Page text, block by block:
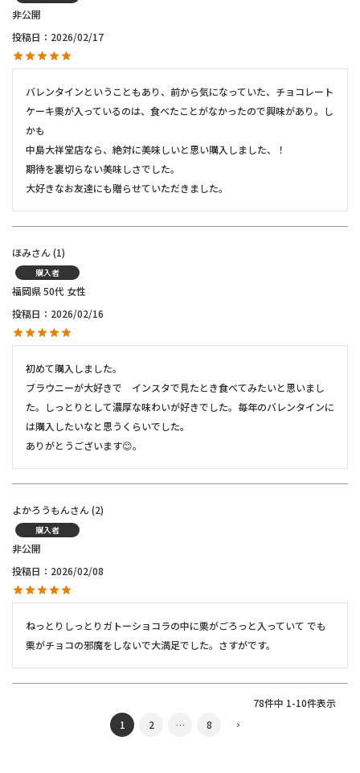
非公開
投稿日
2026/02/17
バレンタインということもあり、前から気になっていた、チョコレート
ケーキ栗が入っているのは、食べたことがなかったので興味があり。し
かも
中島大祥堂店なら、絶対に美味しいと思い購入しました、！
期待を裏切らない美味しさでした。
大好きなお友達にも贈らせていただきました。
ほみ 1
購入者
福岡県50代 女性
投稿日
2026/02/16
初めて購入しました。
ブラウニーが大好きで　インスタで見たとき食べてみたいと思いまし
た。しっとりとして濃厚な味わいが好きでした。毎年のバレンタインに
は購入したいなと思うくらいでした。
ありがとうございます😊。
よかろうもん 2
購入者
非公開
投稿日
2026/02/08
ねっとりしっとりガトーショコラの中に栗がごろっと入っていて でも
栗がチョコの邪魔をしないで大満足でした。さすがです。
78件中 1-10件表示
1
2 … 8